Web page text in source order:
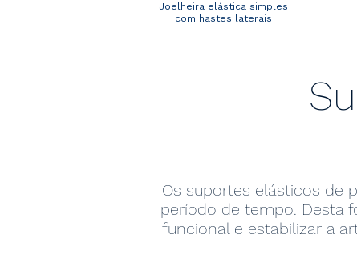
Joelheira elástica simples
com hastes laterais
Os suportes elásticos de
período de tempo. Desta
funcional e estabilizar a